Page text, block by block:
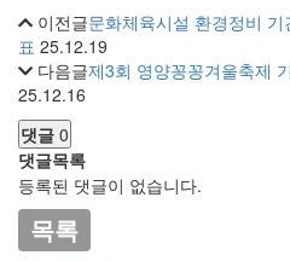
이전글문화체육시설 환경정비
표 25.12.19
다음글제3회 영양꽁꽁겨울축제
25.12.16
댓글 0
댓글목록
등록된 댓글이 없습니다.
목록